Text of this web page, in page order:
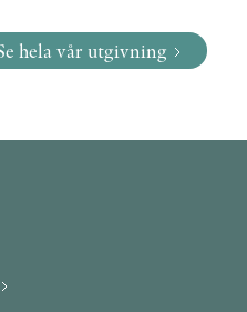
hela vår utgivning